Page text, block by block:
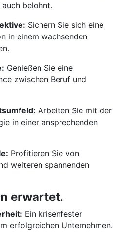
belohnt.
Sichern Sie sich eine
in einem wachsenden
Genießen Sie eine
zwischen Beruf und
Arbeiten Sie mit der
in einer ansprechenden
Profitieren Sie von
weiteren spannenden
erwartet.
Ein krisenfester
erfolgreichen Unternehmen.